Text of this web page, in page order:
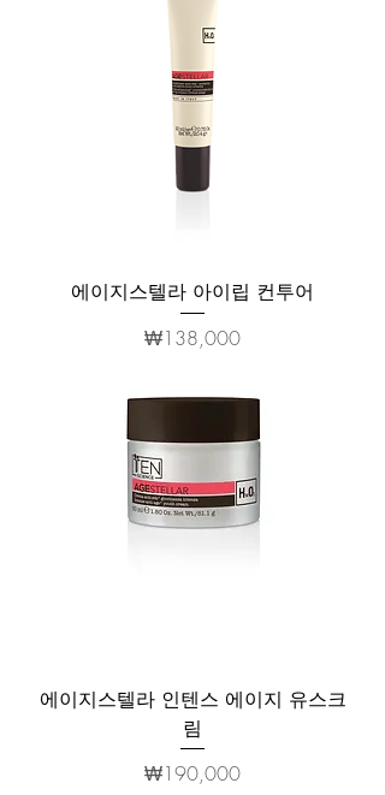
에이지스텔라 아이립 컨투어
가격
₩138,000
에이지스텔라 인텐스 에이지 유스크
림
가격
₩190,000